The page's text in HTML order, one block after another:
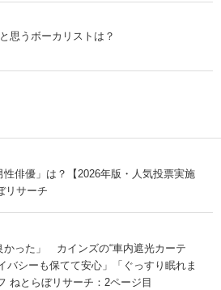
思うボーカリストは？
俳優」は？【2026年版・人気投票実施
リサーチ
かった」 カインズの“車内遮光カーテ
シーも保てて安心」「ぐっすり眠れま
ねとらぼリサーチ：2ページ目